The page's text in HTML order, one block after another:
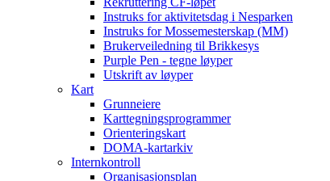
Instruks for aktivitetsdag i Nesparken
Instruks for Mossemesterskap (MM)
Brukerveiledning til Brikkesys
Purple Pen - tegne løyper
Utskrift av løyper
Kart
Grunneiere
Karttegningsprogrammer
Orienteringskart
DOMA-kartarkiv
Internkontroll
Organisasjonsplan